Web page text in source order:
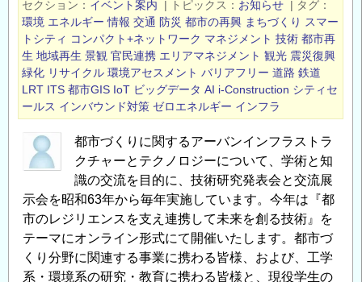
ャ
ー
（PM）
の
育
成・
活
躍
進
プ
ロ
グ
ラ
セクション
イベント案内 | トピックス お知らせ | タグ
環境 エネルギー 情報 交通 防災 都市の再興 まちづくり スマー
トシティ コンパクト+ネットワーク マネジメント 技術 都市再
生 地域再生 景観 官民連携 エリアマネジメント 観光 震災復興
緑化 リサイクル 環境アセスメント バリアフリー 道路 鉄道
LRT ITS 都市GIS IoT ビッグデータ AI i-Construction シティセ
ールス インバウンド対策 ゼロエネルギー インフラ
都市づくりに関するアーバンインフラストラ
クチャーとテクノロジーについて、学術と知
識の交流を目的に、技術研究発表会と交流展
示会を昭和63年から毎年実施しています。今年は『都
市のレジリエンスを支え連携して未来を創る技術』を
テーマにオンライン形式にて開催いたします。都市づ
くり分野に関連する事業に携わる皆様、および、工学
系・環境系の研究・教育に携わる皆様と、現役学生の